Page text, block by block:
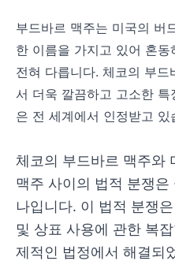
부드바르 맥주는 미국의 버
한 이름을 가지고 있어 혼
전혀 다릅니다. 체코의 부
서 더욱 깔끔하고 고소한
은 전 세계에서 인정받고 있
체코의 부드바르 맥주와
맥주 사이의 법적 분쟁
나입니다. 이 법적 분쟁
및 상표 사용에 관한 복
제적인 법정에서 해결되